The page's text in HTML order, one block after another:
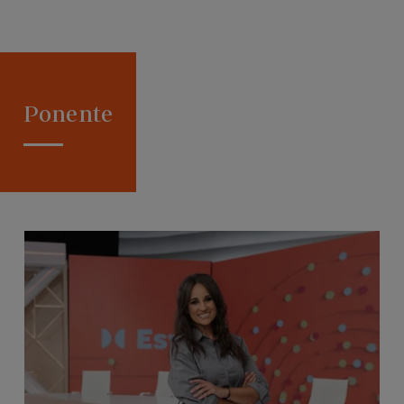
Ponente